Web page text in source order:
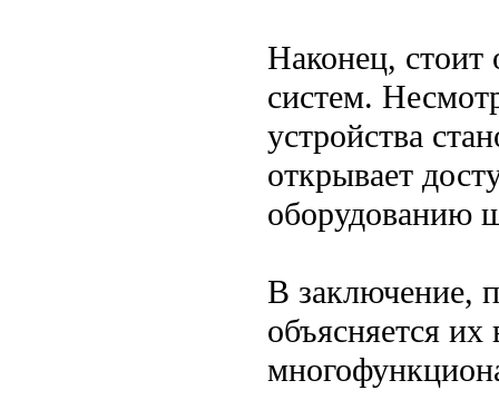
Наконец, стоит
систем.
устройства
открывает
оборудованию
В заключение,
объясняется